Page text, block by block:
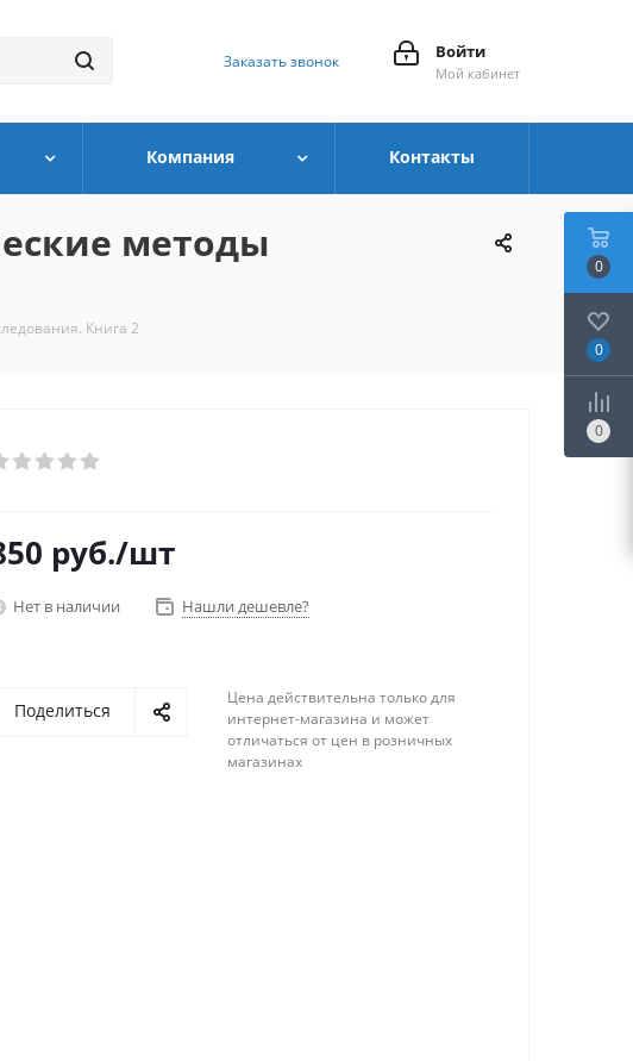
Войти
Мой кабинет
Заказать звонок
Компания Контакты
методы
Книга 2
руб./шт
Нет в наличии Нашли дешевле?
Поделиться
Цена действительна только для
интернет-магазина и может
отличаться от цен в розничных
магазинах
0
0
0